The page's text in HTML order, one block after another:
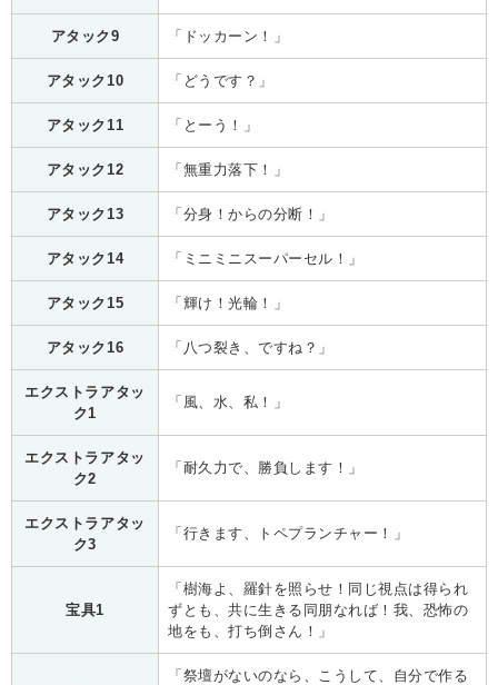
アタック9 「ドッカーン！」
アタック10 「どうです？」
アタック11 「とーう！」
アタック12 「無重力落下！」
アタック13 「分身！からの分断！」
アタック14 「ミニミニスーパーセル！」
アタック15 「輝け！光輪！」
アタック16 「八つ裂き、ですね？」
エクストラアタッ
ク1
「風、水、私！」
エクストラアタッ
ク2
「耐久力で、勝負します！」
エクストラアタッ
ク3
「行きます、トペプランチャー！」
宝具1
「樹海よ、羅針を照らせ！同じ視点は得られ
ずとも、共に生きる同朋なれば！我、恐怖の
地をも、打ち倒さん！」
「祭壇がないのなら、こうして、自分で作る